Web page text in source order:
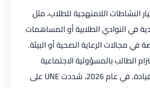
النشاطات اللامنهجية للطلاب، مثل
في النوادي الطلابية أو المساهمات
في مجالات الرعاية الصحية أو البيئة.
الطالب بالمسؤولية الاجتماعية
والقدرة على القيادة. في عام 2026، شددت UNE على